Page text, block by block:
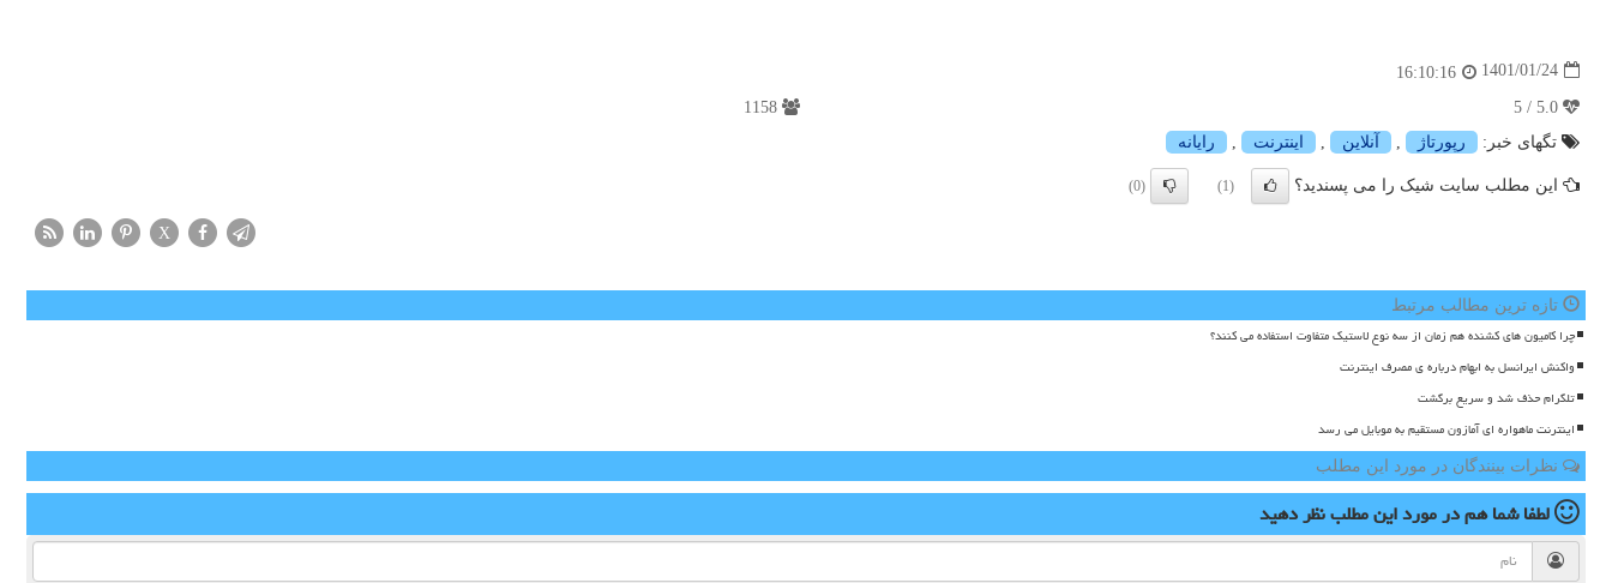
1401/01/24
16:10:16
تگهای خبر:
رپورتاژ آنلاین اینترنت رایانه
این مطلب سایت شیک را می پسندید؟ (1)
(0)
X
تازه ترین مطالب مرتبط
چرا کامیون های کشنده هم زمان از سه نوع لاستیک متفاوت استفاده می کنند؟
واکنش ایرانسل به ابهام درباره ی مصرف اینترنت
تلگرام حذف شد و سریع برگشت
اینترنت ماهواره ای آمازون مستقیم به موبایل می رسد
نظرات بینندگان در مورد این مطلب
لطفا شما همدر مورد این مطلبنظر دهید